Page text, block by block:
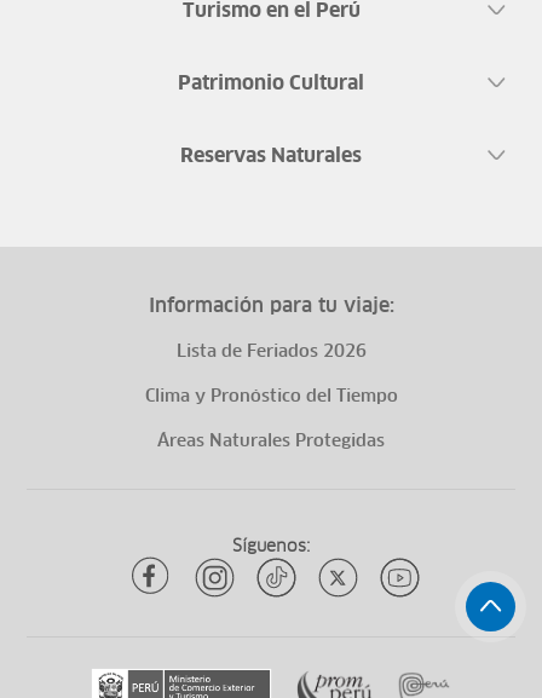
Turismo en el Perú
Patrimonio Cultural
Reservas Naturales
Información para tu viaje:
Lista de Feriados 2026
Clima y Pronóstico del Tiempo
Áreas Naturales Protegidas
Síguenos: